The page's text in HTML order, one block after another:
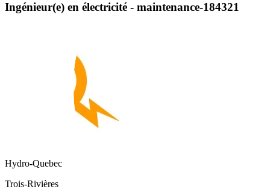
Ingénieur(e) en électricité - maintenance-184321
Hydro-Quebec
Trois-Rivières